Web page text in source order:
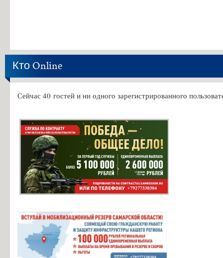
Кто Online
Сейчас 40 гостей и ни одного зарегистрированного